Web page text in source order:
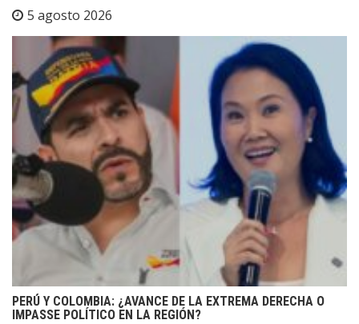
5 agosto 2026
PERÚ Y COLOMBIA: ¿AVANCE DE LA EXTREMA DERECHA O
IMPASSE POLÍTICO EN LA REGIÓN?